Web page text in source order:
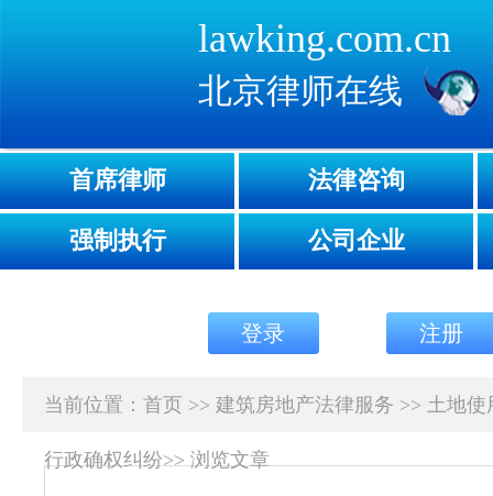
lawking.com.cn
北京律师在线
首席律师 法律咨询
强制执行 公司企业
登录 注册
当前位置： 首页 >> 建筑房地产法律服务 >> 土地使
行政确权纠纷>>浏览文章